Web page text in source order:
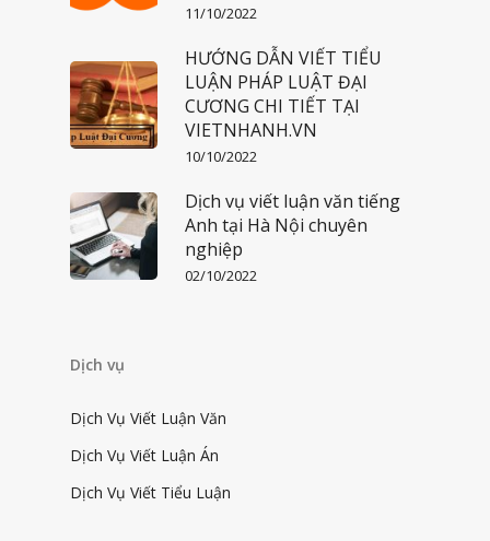
11/10/2022
HƯỚNG DẪN VIẾT TIỂU
LUẬN PHÁP LUẬT ĐẠI
CƯƠNG CHI TIẾT TẠI
VIETNHANH.VN
10/10/2022
Dịch vụ viết luận văn tiếng
Anh tại Hà Nội chuyên
nghiệp
02/10/2022
Dịch vụ
Dịch Vụ Viết Luận Văn
Dịch Vụ Viết Luận Án
Dịch Vụ Viết Tiểu Luận